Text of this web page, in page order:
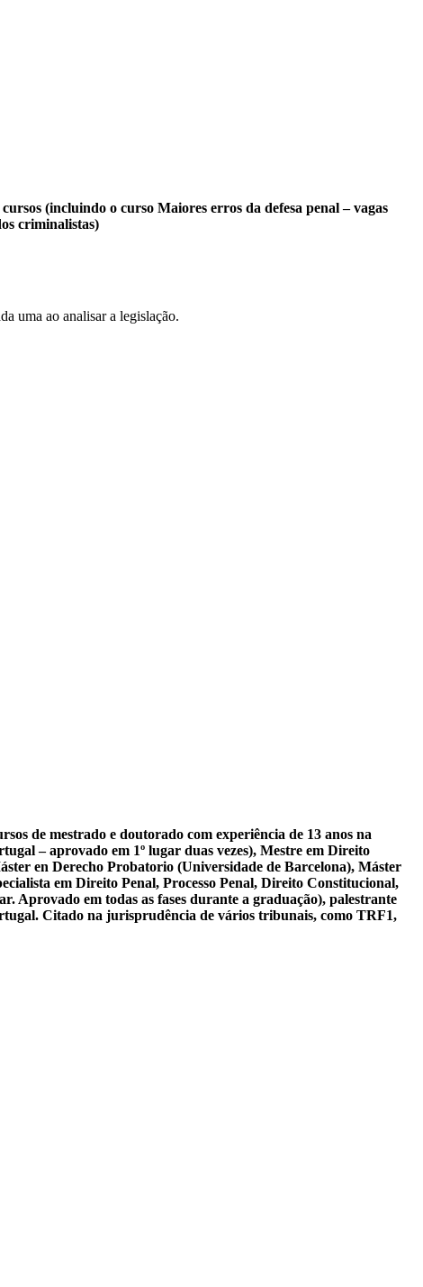
(incluindo o curso Maiores erros da defesa penal – vagas
criminalistas)
uma ao analisar a legislação.
de mestrado e doutorado com experiência de 13 anos na
– aprovado em 1º lugar duas vezes), Mestre em Direito
en Derecho Probatorio (Universidade de Barcelona), Máster
em Direito Penal, Processo Penal, Direito Constitucional,
Aprovado em todas as fases durante a graduação), palestrante
Citado na jurisprudência de vários tribunais, como TRF1,